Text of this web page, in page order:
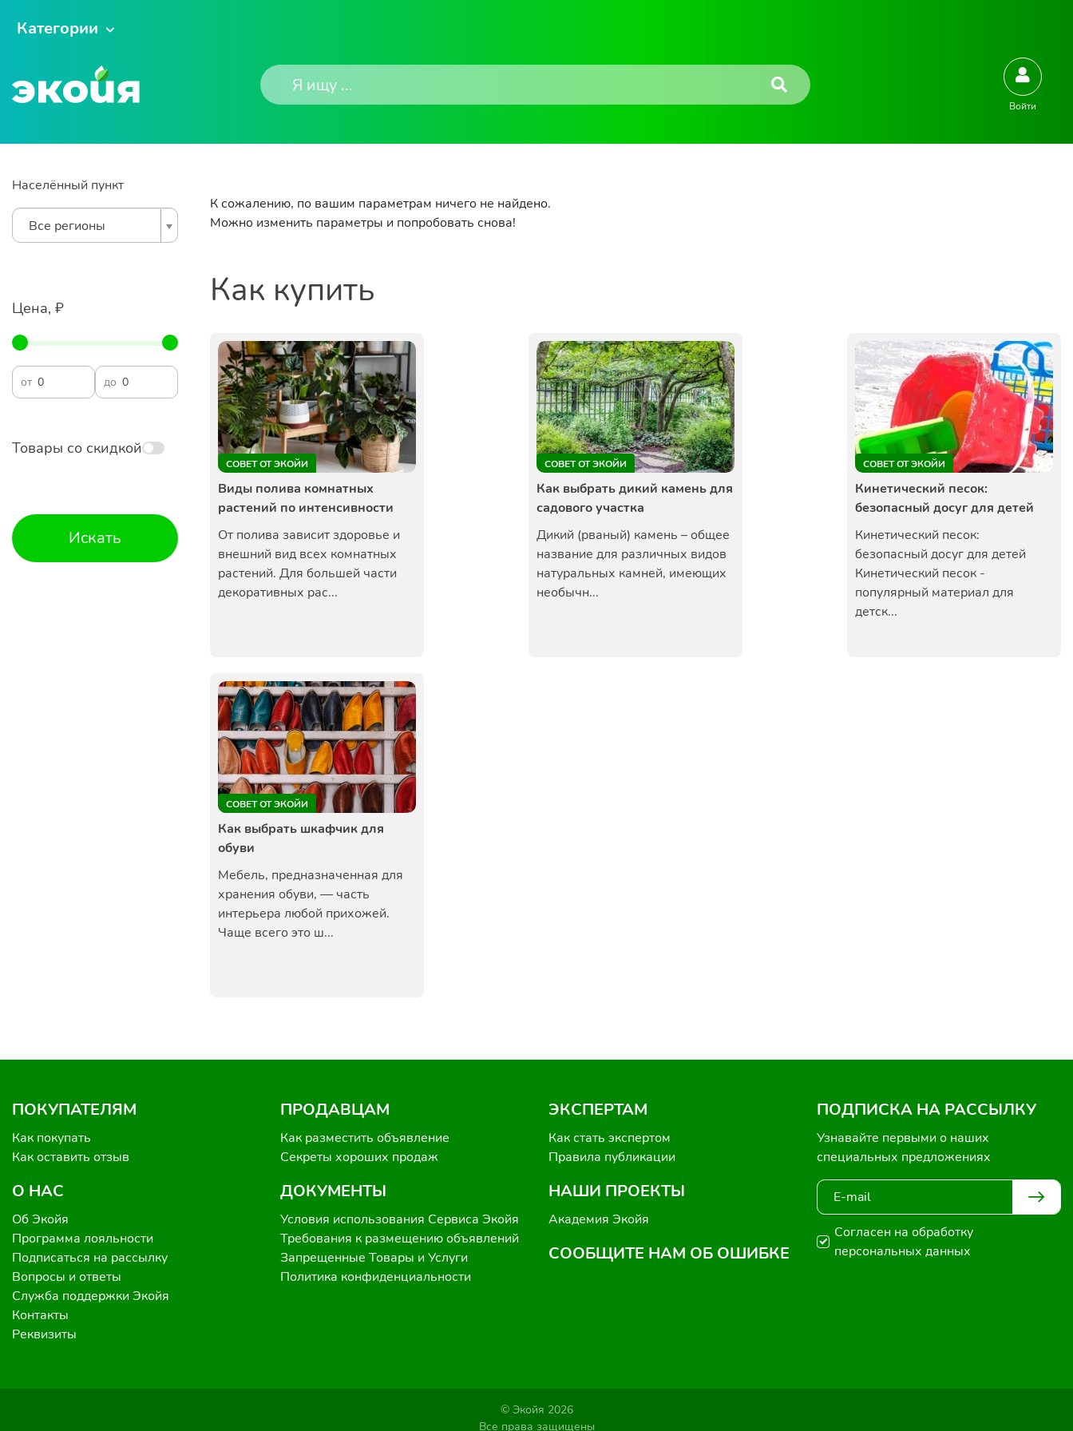
Категории
Войти
Населённый пункт
Все регионы
Цена, ₽
от до
Товары со скидкой
Искать
К сожалению, по вашим параметрам ничего не найдено.
Можно изменить параметры и попробовать снова!
Как купить
СОВЕТ ОТ ЭКОЙИ
Виды полива комнатных
растений по интенсивности
От полива зависит здоровье и
внешний вид всех комнатных
растений. Для большей части
декоративных рас...
СОВЕТ ОТ ЭКОЙИ
Как выбрать дикий камень для
садового участка
Дикий (рваный) камень – общее
название для различных видов
натуральных камней, имеющих
необычн...
СОВЕТ ОТ ЭКОЙИ
Кинетический песок:
безопасный досуг для детей
Кинетический песок:
безопасный досуг для детей
Кинетический песок -
популярный материал для
детск...
СОВЕТ ОТ ЭКОЙИ
Как выбрать шкафчик для
обуви
Мебель, предназначенная для
хранения обуви, — часть
интерьера любой прихожей.
Чаще всего это ш...
ПОКУПАТЕЛЯМ
Как покупать
Как оставить отзыв
О НАС
Об Экойя
Программа лояльности
Подписаться на рассылку
Вопросы и ответы
Служба поддержки Экойя
Контакты
Реквизиты
ПРОДАВЦАМ
Как разместить объявление
Секреты хороших продаж
ДОКУМЕНТЫ
Условия использования Сервиса Экойя
Требования к размещению объявлений
Запрещенные Товары и Услуги
Политика конфиденциальности
ЭКСПЕРТАМ
Как стать экспертом
Правила публикации
НАШИ ПРОЕКТЫ
Академия Экойя
СООБЩИТЕ НАМ ОБ ОШИБКЕ
ПОДПИСКА НА РАССЫЛКУ
Узнавайте первыми о наших
специальных предложениях
Согласен на обработку
персональных данных
© Экойя 2026
Все права защищены